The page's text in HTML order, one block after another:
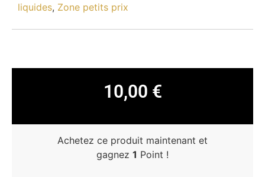
liquides, Zone petits prix
10,00 €
Achetez ce produit maintenant et
gagnez 1 Point !